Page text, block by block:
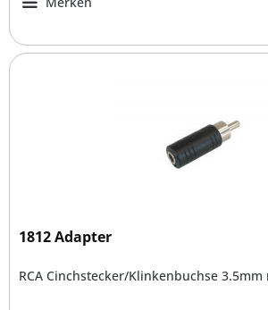
1812 Adapter
RCA Cinchstecker/Klinkenbuchse 3.5mm